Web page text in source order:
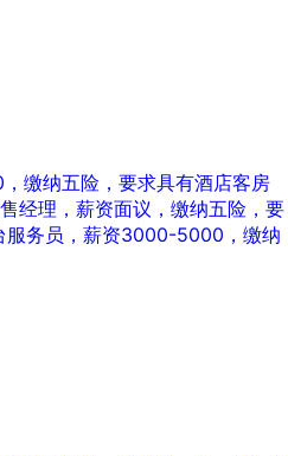
缴纳五险，要求具有酒店客房
经理，薪资面议，缴纳五险，要
服务员，薪资3000-5000，缴纳